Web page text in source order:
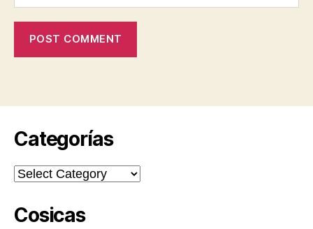
Categorías
Categorías
Cosicas